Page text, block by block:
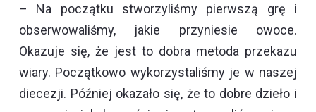
– Na początku stworzyliśmy pierwszą grę i
obserwowaliśmy, jakie przyniesie owoce.
Okazuje się, że jest to dobra metoda przekazu
wiary. Początkowo wykorzystaliśmy je w naszej
diecezji. Później okazało się, że to dobre dzieło i